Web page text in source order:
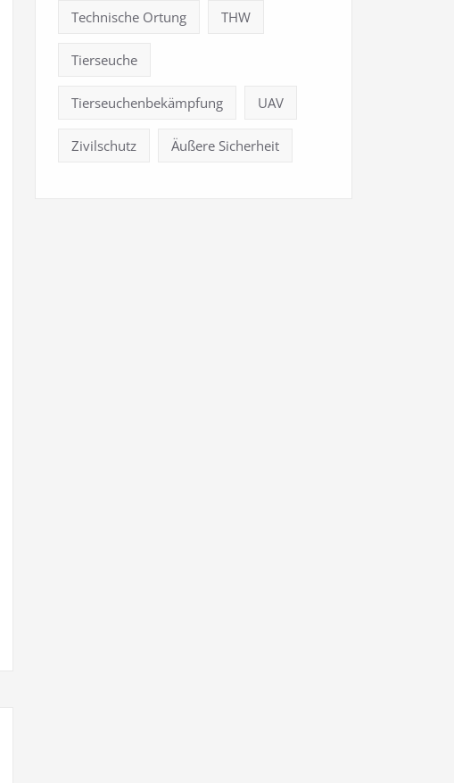
Technische Ortung THW
Tierseuche
Tierseuchenbekämpfung UAV
Zivilschutz Äußere Sicherheit